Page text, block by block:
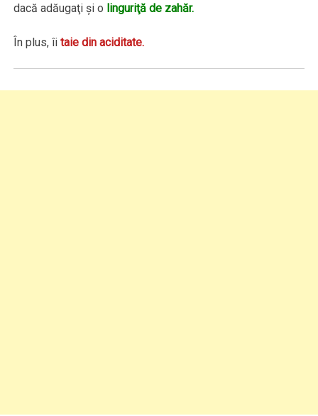
dacă adăugaţi şi o linguriţă de zahăr.
În plus, îitaie din aciditate.